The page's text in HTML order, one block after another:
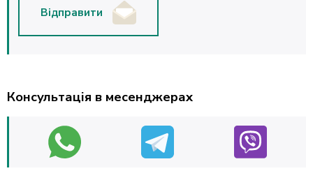
Відправити
Консультація в месенджерах